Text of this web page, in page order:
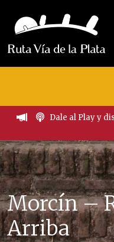
Dale al Play y
Morcín –
Arriba